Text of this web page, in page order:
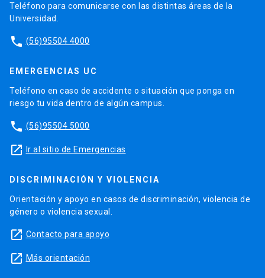
Teléfono para comunicarse con las distintas áreas de la
Universidad.
phone (56)95504 4000
EMERGENCIAS UC
Teléfono en caso de accidente o situación que ponga en
riesgo tu vida dentro de algún campus.
phone (56)95504 5000
launch Ir al sitio de Emergencias
DISCRIMINACIÓN Y VIOLENCIA
Orientación y apoyo en casos de discriminación, violencia de
género o violencia sexual.
launch Contacto para apoyo
launch Más orientación